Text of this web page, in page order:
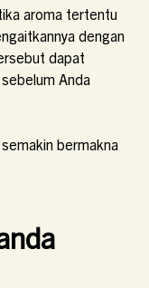
aroma tertentu
dengan
dapat
Anda
bermakna